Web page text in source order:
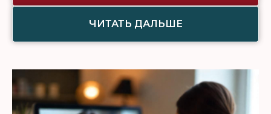
ЧИТАТЬ ДАЛЬШЕ